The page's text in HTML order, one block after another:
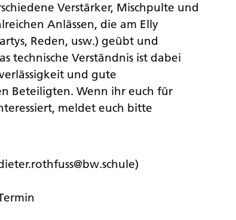
Verstärker, Mischpulte und
Anlässen, die am Elly
Reden, usw.) geübt und
technische Verständnis ist dabei
und gute
Beteiligten. Wenn ihr euch für
meldet euch bitte